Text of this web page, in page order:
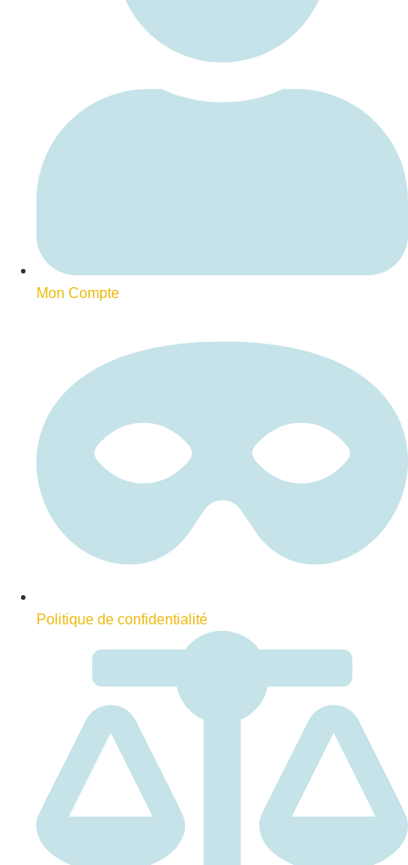
Mon Compte
Politique de confidentialité